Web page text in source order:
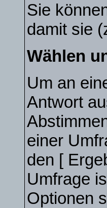
Sie
damit sie
Wählen
Um an
Antwort
einer
den [
Umfrage
Optionen